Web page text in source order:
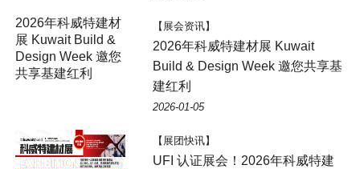
2026年科威特建材
展 Kuwait Build &
Design Week 邀您
共享基建红利
【展会资讯】
2026年科威特建材展 Kuwait
Build & Design Week 邀您共享基
建红利
2026-01-05
【展团快讯】
UFI 认证展会！2026年科威特建